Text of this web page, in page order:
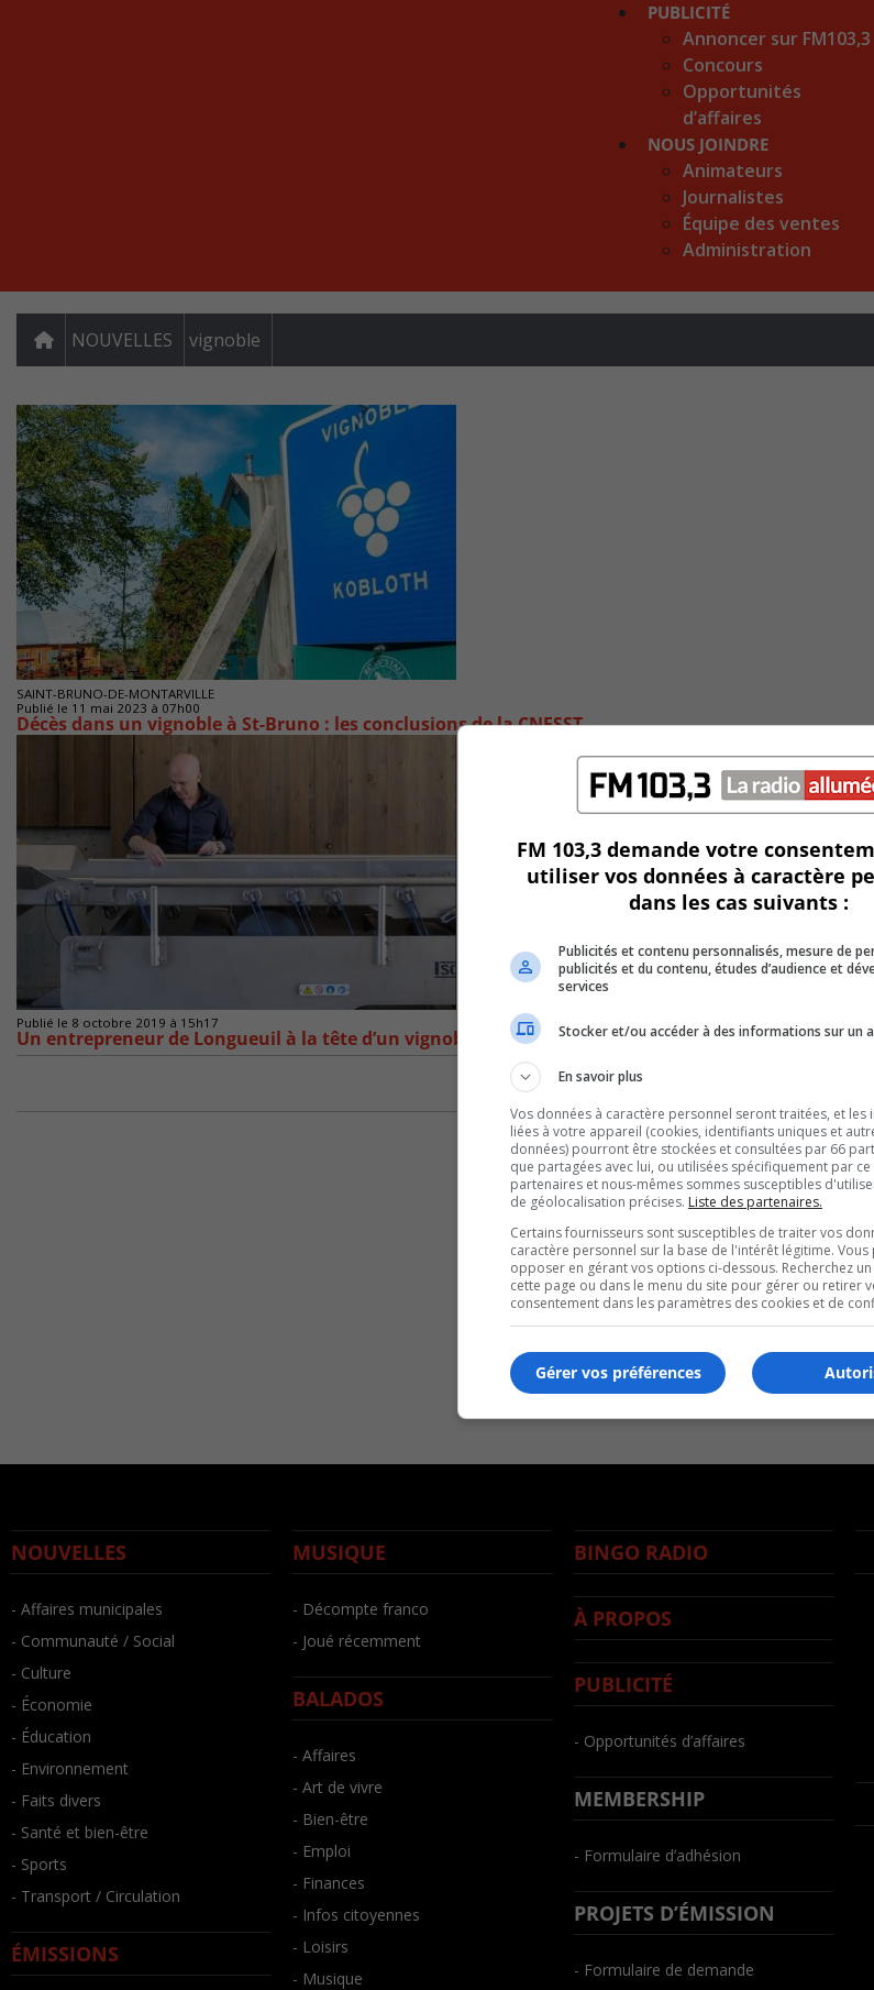
PUBLICITÉ
Annoncer sur FM103,3
Concours
Opportunités
d’affaires
NOUS JOINDRE
Animateurs
Journalistes
Équipe des ventes
Administration
NOUVELLES vignoble
SAINT-BRUNO-DE-MONTARVILLE
Publié le 11 mai 2023 à 07h00
Décès dans un vignoble à St-Bruno : les conclusions de la CNESST
Publié le 8 octobre 2019 à 15h17
Un entrepreneur de Longueuil à la tête d’un vignoble en Californie
NOUVELLES
- Affaires municipales
- Communauté / Social
- Culture
- Économie
- Éducation
- Environnement
- Faits divers
- Santé et bien-être
- Sports
- Transport / Circulation
ÉMISSIONS
MUSIQUE
- Décompte franco
- Joué récemment
BALADOS
- Affaires
- Art de vivre
- Bien-être
- Emploi
- Finances
- Infos citoyennes
- Loisirs
- Musique
BINGO RADIO
À PROPOS
PUBLICITÉ
- Opportunités d’affaires
MEMBERSHIP
- Formulaire d’adhésion
PROJETS D’ÉMISSION
- Formulaire de demande
FM 103,3 demande votre
utiliser vos données à caractère
dans les cas suivants :
Publicités et contenu personnalisés, mesure de
publicités et du contenu, études d’audience et
services
Stocker et/ou accéder à des informations sur un
En savoir plus
Vos données à caractère personnel seront traitées, et les
liées à votre appareil (cookies, identifiants uniques et
données) pourront être stockées et consultées par 66
que partagées avec lui, ou utilisées spécifiquement par ce
partenaires et nous-mêmes sommes susceptibles
de géolocalisation précises. Liste des partenaires.
Certains fournisseurs sont susceptibles de traiter vos
caractère personnel sur la base de l'intérêt légitime. Vous
opposer en gérant vos options ci-dessous. Recherchez
cette page ou dans le menu du site pour gérer ou retirer
consentement dans les paramètres des cookies et de
Gérer vos préférences